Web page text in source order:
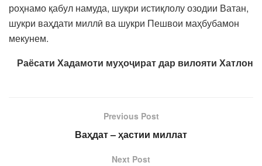
роҳнамо қабул намуда, шукри истиқлолу озодии Ватан,
шукри ваҳдати миллӣ ва шукри Пешвои маҳбубамон
мекунем.
Раёсати Хадамоти муҳоҷират дар вилояти Хатлон
Previous Post
Ваҳдат – ҳастии миллат
Next Post